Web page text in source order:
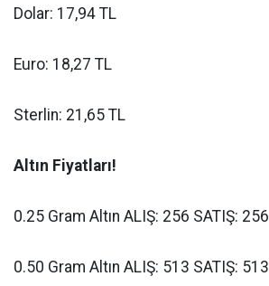
Dolar: 17,94 TL
Euro: 18,27 TL
Sterlin: 21,65 TL
Altın Fiyatları!
0.25 Gram Altın ALIŞ: 256 SATIŞ: 256
0.50 Gram Altın ALIŞ: 513 SATIŞ: 513